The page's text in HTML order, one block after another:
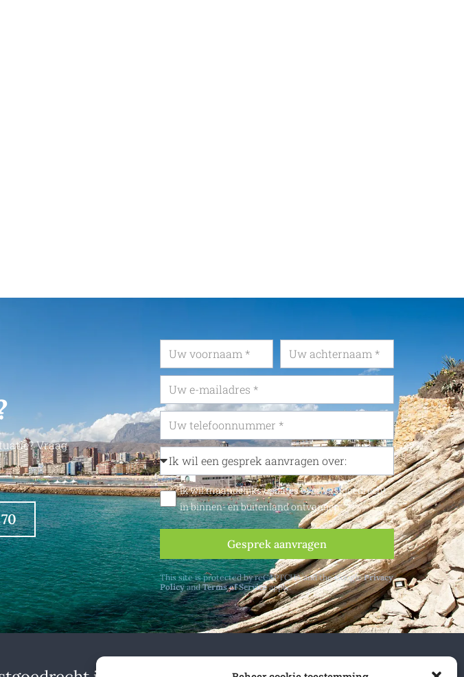
Vraag
Ik wil maandelijks updates over vastgoedrecht
in binnen- en buitenland ontvangen
Gesprek aanvragen
This site is protected by reCAPTCHA and the GooglePrivacy
PolicyandTerms of Serviceapply.